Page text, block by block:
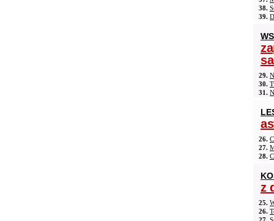
38.
39.
29.
30.
31.
26.
27.
28.
z
25.
26.